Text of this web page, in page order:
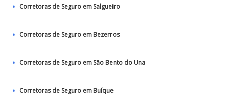
Corretoras de Seguro em Salgueiro
Corretoras de Seguro em Bezerros
Corretoras de Seguro em São Bento do Una
Corretoras de Seguro em Buíque